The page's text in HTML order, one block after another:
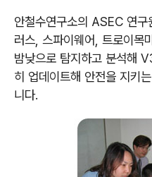
안철수연구소의 ASEC 연구
러스, 스파이웨어, 트로이
밤낮으로 탐지하고 분석해
히 업데이트해 안전을 지키
니다.